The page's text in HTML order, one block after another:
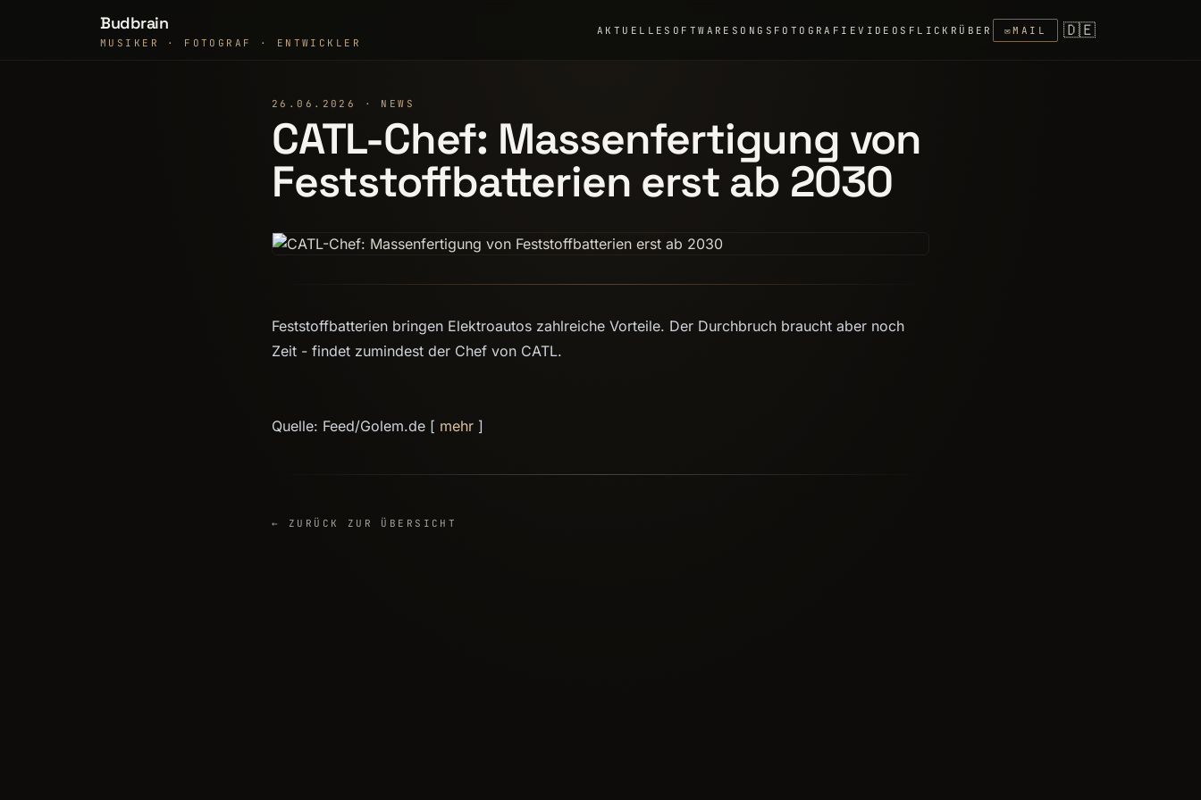
Budbrain
MUSIKER · FOTOGRAF · ENTWICKLER
AKTUELLE SOFTWARE SONGS FOTOGRAFIEVIDEOS FLICKR ÜBER ✉MAIL 🇩🇪
26.06.2026 · NEWS
CATL-Chef: Massenfertigung von
Feststoffbatterien erst ab 2030
Feststoffbatterien bringen Elektroautos zahlreiche Vorteile. Der Durchbruch braucht aber noch
Zeit - findet zumindest der Chef von CATL.
Quelle: Feed/Golem.de [ mehr ]
← ZURÜCK ZUR ÜBERSICHT